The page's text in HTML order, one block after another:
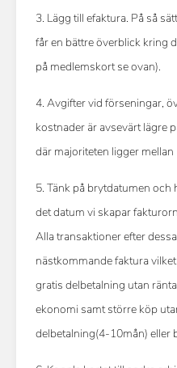
3. Lägg till efaktura. På så
får en bättre överblick kring
på medlemskort se ovan).
4. Avgifter vid förseningar,
kostnader är avsevärt lägre
där majoriteten ligger
5. Tänk på brytdatumen
det datum vi skapar
Alla transaktioner efter
nästkommande faktura
gratis delbetalning utan
ekonomi samt större köp
delbetalning(4-10mån) eller